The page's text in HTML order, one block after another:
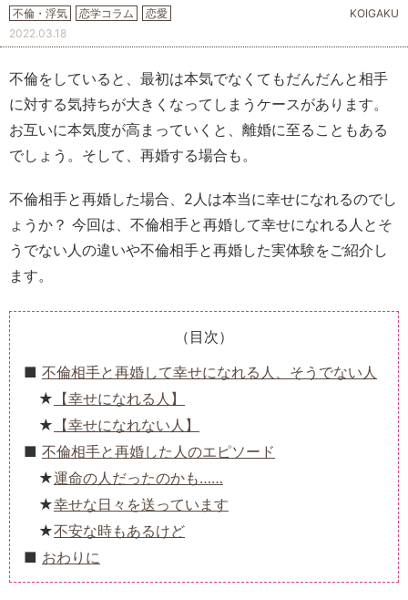
不倫・浮気 恋学コラム 恋愛
KOIGAKU
2022.03.18
不倫をしていると、最初は本気でなくてもだんだんと相手
に対する気持ちが大きくなってしまうケースがあります。
お互いに本気度が高まっていくと、離婚に至ることもある
でしょう。そして、再婚する場合も。
不倫相手と再婚した場合、2人は本当に幸せになれるのでし
ょうか？ 今回は、不倫相手と再婚して幸せになれる人とそ
うでない人の違いや不倫相手と再婚した実体験をご紹介し
ます。
（目次）
不倫相手と再婚して幸せになれる人、そうでない人
【幸せになれる人】
【幸せになれない人】
不倫相手と再婚した人のエピソード
運命の人だったのかも……
幸せな日々を送っています
不安な時もあるけど
おわりに